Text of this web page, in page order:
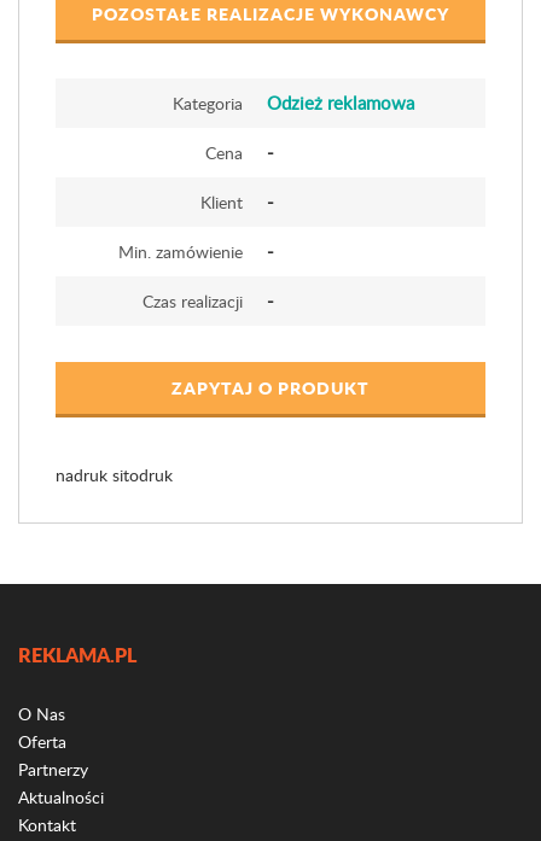
POZOSTAŁE REALIZACJE WYKONAWCY
Kategoria Odzież reklamowa
Cena -
Klient -
Min. zamówienie -
Czas realizacji -
ZAPYTAJ O PRODUKT
nadruk sitodruk
REKLAMA.PL
O Nas
Oferta
Partnerzy
Aktualności
Kontakt